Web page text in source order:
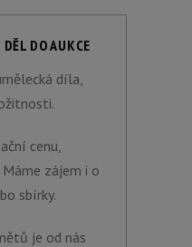
DO AUKCE
díla,
cenu,
zájem i o
sbírky.
je od nás